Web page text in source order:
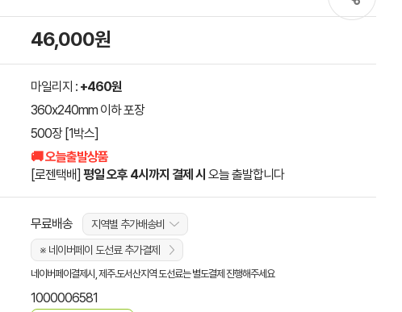
46,000원
마일리지 : +460원
360x240mm 이하 포장
500장 [1박스]
🚚 오늘출발상품
[로젠택배] 평일 오후 4시까지 결제 시 오늘 출발합니다
무료배송
지역별 추가배송비
※ 네이버페이 도선료 추가결제
네이버페이결제시, 제주.도서산지역 도선료는 별도결제 진행해주세요
1000006581